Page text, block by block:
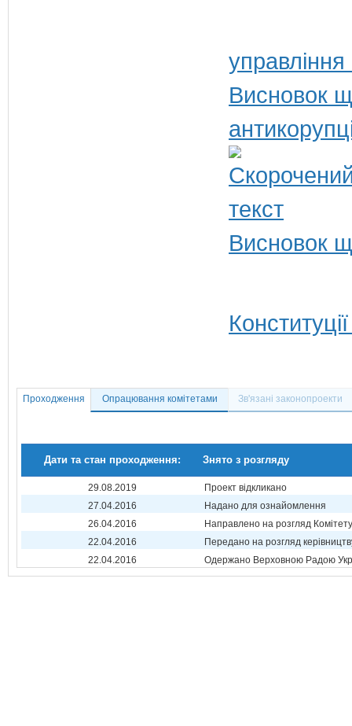
Висновок
Висновок
Проходження Опрацювання комітетами Зв'язані законопроекти
Дати та стан проходження: Знято з розгляду
29.08.2019
Проект відкликано
27.04.2016
Надано для ознайомлення
26.04.2016
Направлено на розгляд Комітету
22.04.2016
Передано на розгляд
22.04.2016
Одержано Верховною Радою